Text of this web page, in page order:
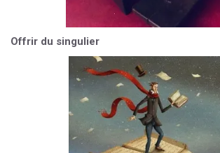
Offrir du singulier